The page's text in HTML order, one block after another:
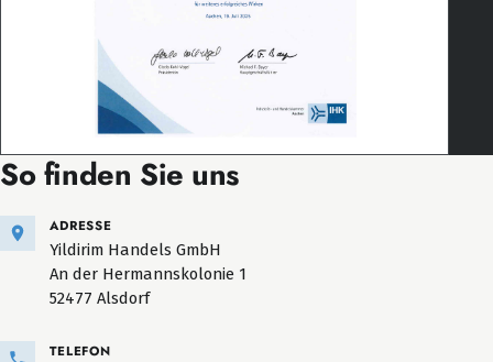
So finden Sie uns
ADRESSE
Yildirim Handels GmbH
An der Hermannskolonie 1
52477 Alsdorf
TELEFON